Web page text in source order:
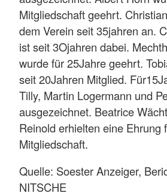
Mitgliedschaft geehrt.
dem Verein seit 35jahren an.
ist seit 3Ojahren dabei.
wurde für 25Jahre geehrt.
seit 20Jahren Mitglied.
Tilly, Martin Logermann und
ausgezeichnet. Beatrice
Reinold erhielten eine Ehrung
Mitgliedschaft.
Quelle: Soester Anzeiger,
NITSCHE